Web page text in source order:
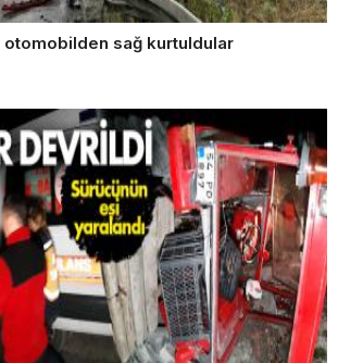
otomobilden sağ kurtuldular